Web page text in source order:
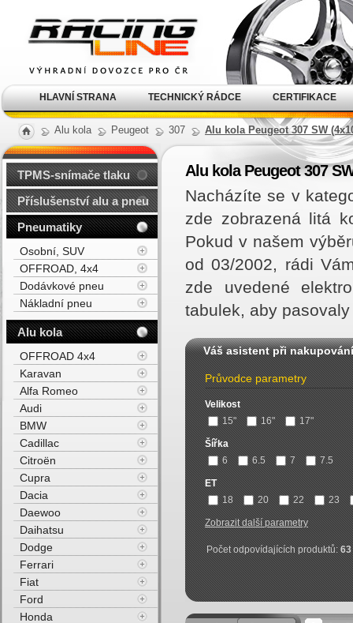
Alu kola Peugeot 307 Alu kola Peugeot 307 SW
Alu kola Peugeot 307
Nacházíte se v
zde zobrazená litá
Pokud v našem
od 03/2002, rádi
zde uvedené
tabulek, aby
Váš asistent při nakupování
Průvodce parametry
Velikost
15"
16" 17"
Šířka
6
6.5 7 7.5
ET
18
20 22 23
Zobrazit další parametry
Počet odpovídajících produktů:63
TPMS-snímače tlaku
Příslušenství alu a pneu
Pneumatiky
Osobní, SUV
OFFROAD, 4x4
Dodávkové pneu
Nákladní pneu
Alu kola
OFFROAD 4x4
Karavan
Alfa Romeo
Audi
BMW
Cadillac
Citroën
Cupra
Dacia
Daewoo
Daihatsu
Dodge
Ferrari
Fiat
Ford
Honda
kola Racing Line
HLAVNÍ STRANA TECHNICKÝ RÁDCE CERTIFIKACE